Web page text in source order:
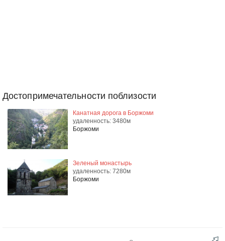
Достопримечательности поблизости
Канатная дорога в Боржоми
удаленность: 3480м
Боржоми
Зеленый монастырь
удаленность: 7280м
Боржоми